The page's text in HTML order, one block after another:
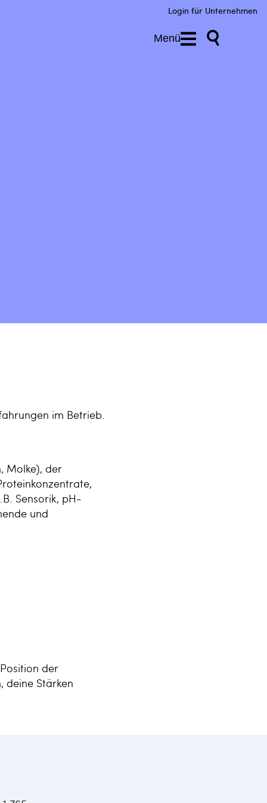
Menü
Login für Unternehmen
im Betrieb.
Molke), der
Sensorik, pH-
und
der
deine Stärken